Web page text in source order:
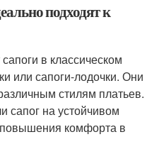
подходят к
в классическом
или сапоги-лодочки. Они
стилям платьев.
сапог на устойчивом
повышения комфорта в